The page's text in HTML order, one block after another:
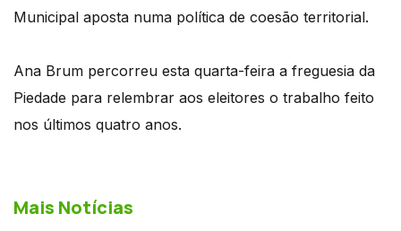
Municipal aposta numa política de coesão territorial.
Ana Brum percorreu esta quarta-feira a freguesia da
Piedade para relembrar aos eleitores o trabalho feito
nos últimos quatro anos.
Mais Notícias